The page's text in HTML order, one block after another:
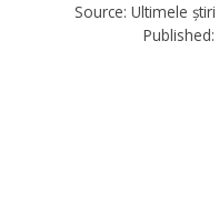
Source: Ultimele
Published: